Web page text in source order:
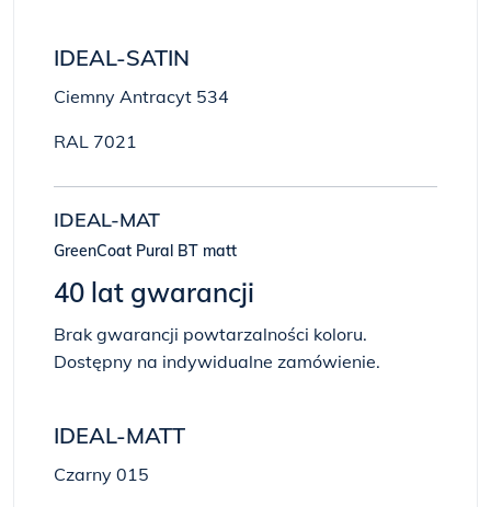
IDEAL-SATIN
Ciemny Antracyt 534
RAL 7021
IDEAL-MAT
GreenCoat Pural BT matt
40 lat gwarancji
Brak gwarancji powtarzalności koloru.
Dostępny na indywidualne zamówienie.
IDEAL-MATT
Czarny 015